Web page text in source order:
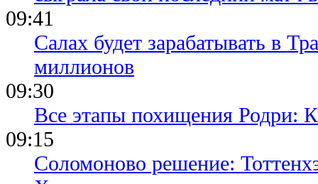
09:41
Салах будет зарабатывать в
миллионов
09:30
Все этапы похищения Родри:
09:15
Соломоново решение: